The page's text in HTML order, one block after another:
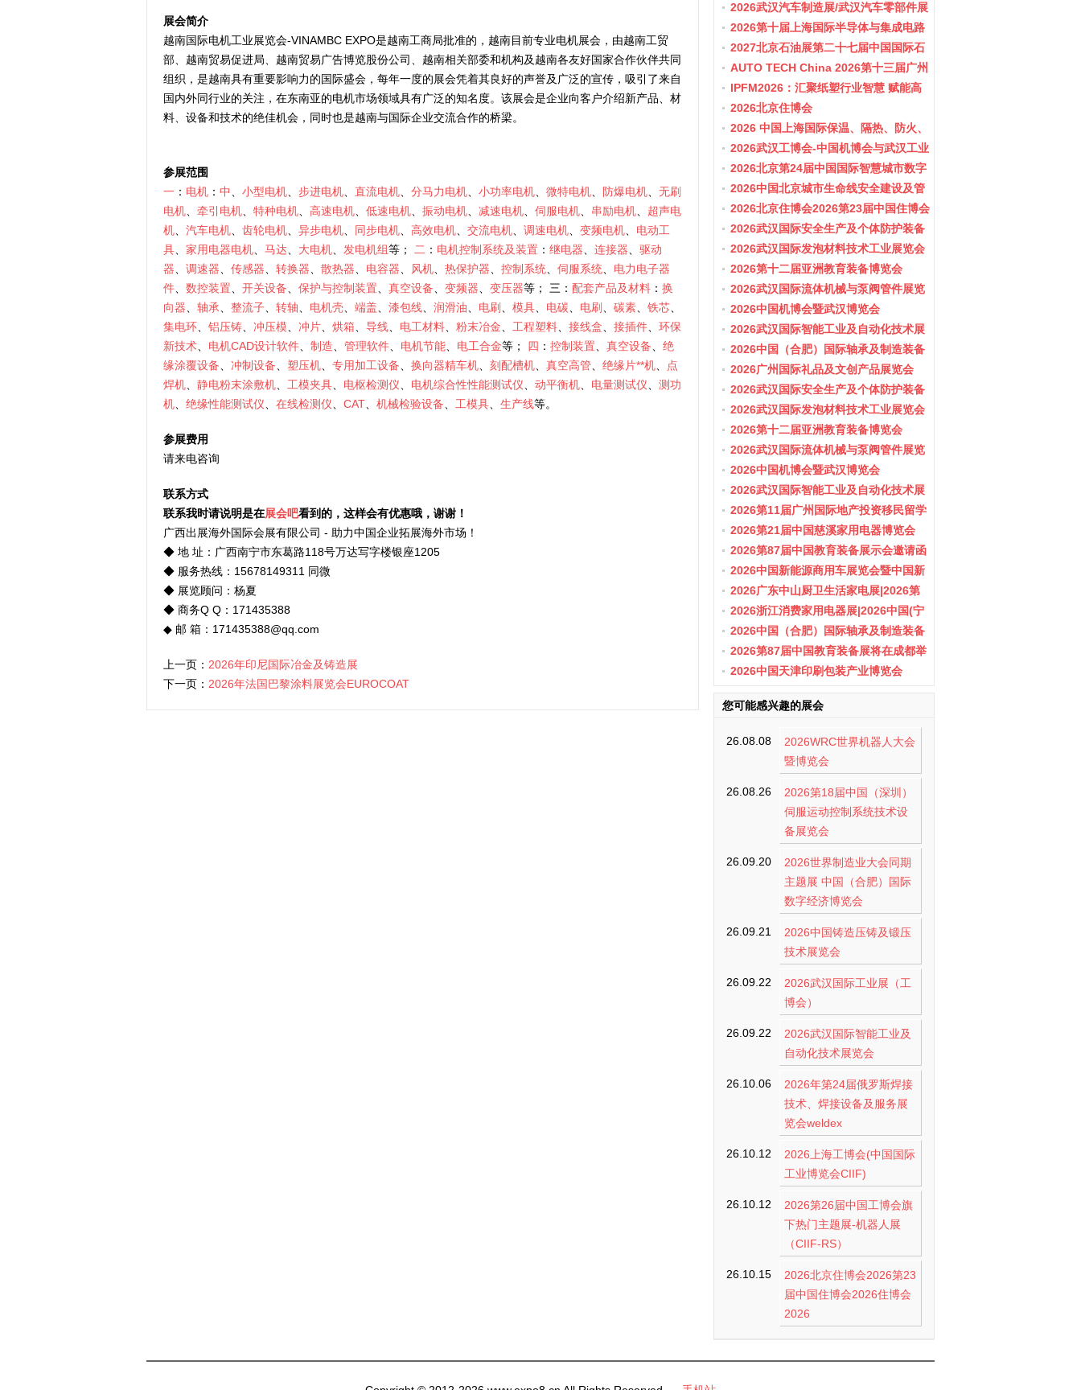
展会简介
越南国际电机工业展览会-VINAMBC EXPO是越南工商局批准的，越南目前专业电机展会，由越南工贸
部、越南贸易促进局、越南贸易广告博览股份公司、越南相关部委和机构及越南各友好国家合作伙伴共同
组织，是越南具有重要影响力的国际盛会，每年一度的展会凭着其良好的声誉及广泛的宣传，吸引了来自
国内外同行业的关注，在东南亚的电机市场领域具有广泛的知名度。该展会是企业向客户介绍新产品、材
料、设备和技术的绝佳机会，同时也是越南与国际企业交流合作的桥梁。
参展范围
一 ： 电机 ： 中 小型电机 步进电机 直流电机 分马力电机 小功率电机 微特电机 防爆电机
无刷
电机
牵引电机 特种电机 高速电机 低速电机 振动电机 减速电机 伺服电机 串励电机
超声电
机
汽车电机 齿轮电机 异步电机 同步电机 高效电机 交流电机 调速电机 变频电机
电动工
具
家用电器电机 马达 大电机 发电机组等； 二 ： 电机控制系统及装置 ： 继电器 连接器
驱动
器
调速器 传感器 转换器 散热器 电容器 风机 热保护器 控制系统 伺服系统
电力电子器
件
数控装置 开关设备 保护与控制装置 真空设备 变频器 变压器等； 三： 配套产品及材料 ： 换
向器
轴承 整流子 转轴 电机壳 端盖 漆包线 润滑油 电刷 模具 电碳 电刷 碳素 铁芯
集电环
铝压铸 冲压模 冲片 烘箱 导线 电工材料 粉末冶金 工程塑料 接线盒 接插件
环保
新技术
电机CAD设计软件 制造 管理软件 电机节能 电工合金等； 四 ： 控制装置 真空设备
绝
缘涂覆设备
冲制设备 塑压机 专用加工设备 换向器精车机 刻配槽机 真空高管 绝缘片**机
点
焊机
静电粉末涂敷机 工模夹具 电枢检测仪 电机综合性性能测试仪 动平衡机 电量测试仪
测功
机
绝缘性能测试仪 在线检测仪 CAT 机械检验设备 工模具 生产线等。
参展费用
请来电咨询
联系方式
联系我时请说明是在展会吧看到的，这样会有优惠哦，谢谢！
广西出展海外国际会展有限公司 - 助力中国企业拓展海外市场！
◆ 地 址：广西南宁市东葛路118号万达写字楼银座1205
◆ 服务热线：15678149311 同微
◆ 展览顾问：杨夏
◆ 商务Q Q：171435388
◆ 邮 箱：171435388@qq.com
上一页： 2026年印尼国际冶金及铸造展
下一页： 2026年法国巴黎涂料展览会EUROCOAT
子展览会
2026武汉汽车制造展/武汉汽车零部件展
2026第十届上海国际半导体与集成电路
产业应用博览会-11月10-12日
2027北京石油展第二十七届中国国际石
油石化技术装备展览会
AUTO TECH China 2026第十三届广州
国际汽车零部件及加工技术、汽车模具
展览会
IPFM2026：汇聚纸塑行业智慧 赋能高
质健康发展
2026北京住博会
2026 中国上海国际保温、隔热、防火、
隔音新材料展览
2026武汉工博会-中国机博会与武汉工业
博览会
2026北京第24届中国国际智慧城市数字
化城市城市更新建设博览会(主办住建
部）
2026中国北京城市生命线安全建设及管
网博览会
2026北京住博会2026第23届中国住博会
2026住博会
2026武汉国际安全生产及个体防护装备
展览会
2026武汉国际发泡材料技术工业展览会
2026第十二届亚洲教育装备博览会
2026武汉国际流体机械与泵阀管件展览
会/阀门展
2026中国机博会暨武汉博览会
2026武汉国际智能工业及自动化技术展
览会
2026中国（合肥）国际轴承及制造装备
展览会
2026广州国际礼品及文创产品展览会
2026武汉国际安全生产及个体防护装备
展览会
2026武汉国际发泡材料技术工业展览会
2026第十二届亚洲教育装备博览会
2026武汉国际流体机械与泵阀管件展览
会/阀门展
2026中国机博会暨武汉博览会
2026武汉国际智能工业及自动化技术展
览会
2026第11届广州国际地产投资移民留学
展览会
2026第21届中国慈溪家用电器博览会
2026第87届中国教育装备展示会邀请函
2026中国新能源商用车展览会暨中国新
能源商用车创新发展与产业融合大会
2026广东中山厨卫生活家电展|2026第
37届中国家电交易会（中山家电展）
2026浙江消费家用电器展|2026中国(宁
波)国际电子消费品及家用电器博览会
2026中国（合肥）国际轴承及制造装备
展览会
2026第87届中国教育装备展将在成都举
办
2026中国天津印刷包装产业博览会
您可能感兴趣的展会
26.08.08
2026WRC世界机器人大会
暨博览会
26.08.26
2026第18届中国（深圳）
伺服运动控制系统技术设
备展览会
26.09.20
2026世界制造业大会同期
主题展 中国（合肥）国际
数字经济博览会
26.09.21
2026中国铸造压铸及锻压
技术展览会
26.09.22
2026武汉国际工业展（工
博会）
26.09.22
2026武汉国际智能工业及
自动化技术展览会
26.10.06
2026年第24届俄罗斯焊接
技术、焊接设备及服务展
览会weldex
26.10.12
2026上海工博会(中国国际
工业博览会CIIF)
26.10.12
2026第26届中国工博会旗
下热门主题展-机器人展
（CIIF-RS）
26.10.15
2026北京住博会2026第23
届中国住博会2026住博会
2026